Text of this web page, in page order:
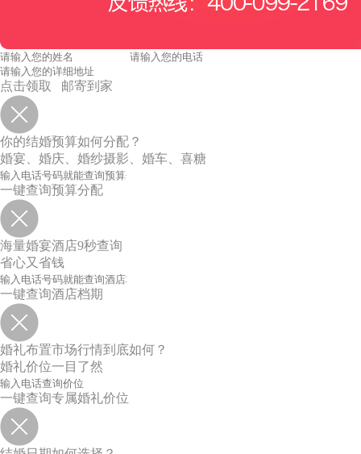
点击领取 邮寄到家
你的结婚预算如何分配？
婚宴、婚庆、婚纱摄影、婚车、喜糖
一键查询预算分配
海量婚宴酒店9秒查询
省心又省钱
一键查询酒店档期
婚礼布置市场行情到底如何？
婚礼价位一目了然
一键查询专属婚礼价位